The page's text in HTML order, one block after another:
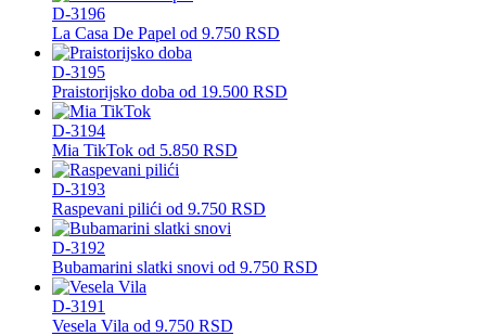
D-3196
La Casa De Papel od 9.750 RSD
D-3195
Praistorijsko doba od 19.500 RSD
D-3194
Mia TikTok od 5.850 RSD
D-3193
Raspevani pilići od 9.750 RSD
D-3192
Bubamarini slatki snovi od 9.750 RSD
D-3191
Vesela Vila od 9.750 RSD